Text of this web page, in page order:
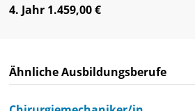
4. Jahr 1.459,00 €
Ähnliche Ausbildungsberufe